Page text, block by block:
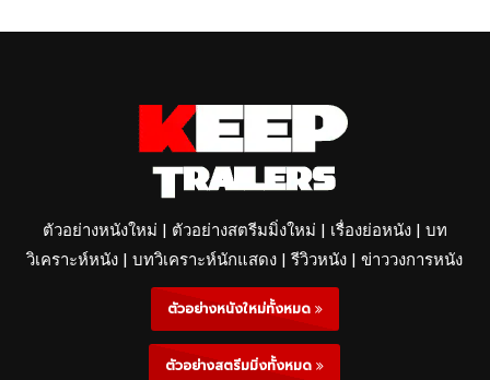
ตัวอย่างหนังใหม่ | ตัวอย่างสตรีมมิ่งใหม่ | เรื่องย่อหนัง | บท
วิเคราะห์หนัง | บทวิเคราะห์นักแสดง | รีวิวหนัง | ข่าววงการหนัง
ตัวอย่างหนังใหม่ทั้งหมด
ตัวอย่างสตรีมมิ่งทั้งหมด